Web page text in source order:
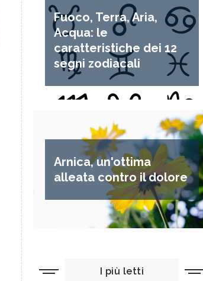
Fuoco, Terra, Aria,
Acqua: le
caratteristiche dei 12
segni zodiacali
Arnica, un'ottima
alleata contro il dolore
I più letti